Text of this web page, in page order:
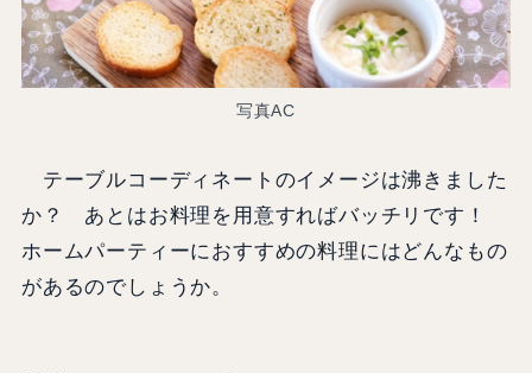
写真AC
テーブルコーディネートのイメージは沸きました
か？ あとはお料理を用意すればバッチリです！
ホームパーティーにおすすめの料理にはどんなもの
があるのでしょうか。